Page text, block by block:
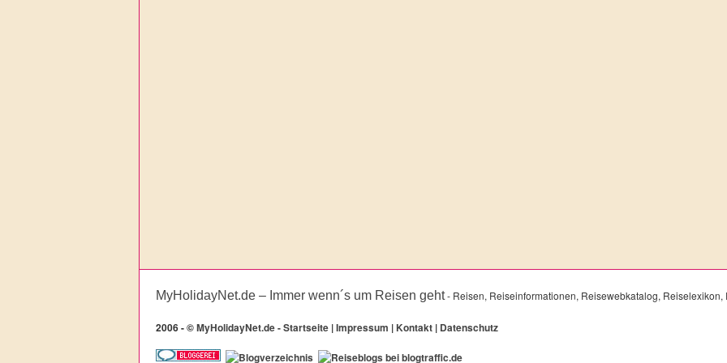
MyHolidayNet.de – Immer wenn´s um Reisen geht- Reisen, Reiseinformationen, Reisewebkatalog, Reiselexikon,
2006 -©MyHolidayNet.de - Startseite |Impressum | Kontakt | Datenschutz